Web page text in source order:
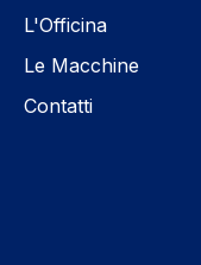
L'Officina
Le Macchine
Contatti